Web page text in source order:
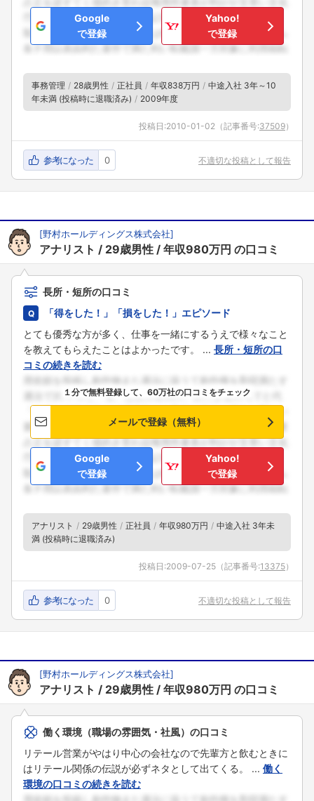
フォローしました
こちらの企業もフォローしませんか？
Google
で登録
Yahoo!
で登録
事務管理 28歳男性 正社員 年収838万円
中途入社 3年～10
年未満 (投稿時に退職済み)
2009年度
投稿日:2010-01-02 （記事番号:37509）
参考になった 0 不適切な投稿として報告
[野村ホールディングス株式会社]
アナリスト 29歳男性 年収980万円 の口コミ
長所・短所の口コミ
「得をした！」「損をした！」エピソード
とても優秀な方が多く、仕事を一緒にするうえで様々なこと
を教えてもらえたことはよかったです。 ... 長所・短所の口
コミの続きを読む
１分で無料登録して、60万社の口コミをチェック
メールで登録（無料）
Google
で登録
Yahoo!
で登録
アナリスト 29歳男性 正社員 年収980万円
中途入社 3年未
満 (投稿時に退職済み)
投稿日:2009-07-25 （記事番号:13375）
参考になった 0 不適切な投稿として報告
[野村ホールディングス株式会社]
アナリスト 29歳男性 年収980万円 の口コミ
働く環境（職場の雰囲気・社風）の口コミ
リテール営業がやはり中心の会社なので先輩方と飲むときに
はリテール関係の伝説が必ずネタとして出てくる。 ... 働く
環境の口コミの続きを読む